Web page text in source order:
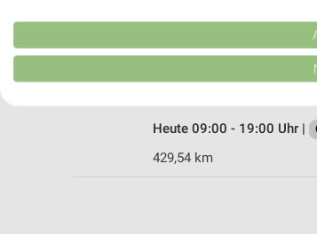
Woolworth Groß-Umstadt
Albert-Einstein-Straße 11b
Heute 09:00 - 19:00 Uhr |
429,54 km
Verwendung reduzierter Daten zur Auswahl von
Erstellung von Profilen für personalisierte Werbung
Erstellung von Profilen zur Personalisierung von